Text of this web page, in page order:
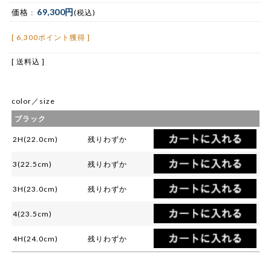
価格 : 69,300円 (税込)
[ 6,300ポイント獲得 ]
[ 送料込 ]
color／size
ブラック
2H(22.0cm) 残りわずか
3(22.5cm) 残りわずか
3H(23.0cm) 残りわずか
4(23.5cm)
4H(24.0cm) 残りわずか